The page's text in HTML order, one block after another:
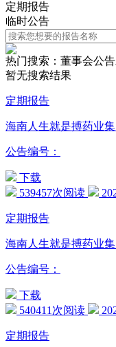
定期报告
临时公告
热门搜索： 董事会公告
暂无搜索结果
定期报告
海南人生就是搏药业
公告编号：
下载
539457次阅读
定期报告
海南人生就是搏药业
公告编号：
下载
540411次阅读
定期报告